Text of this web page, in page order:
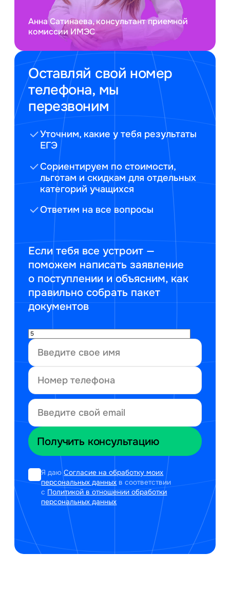
Оставляй свой номер
телефона, мы
перезвоним
Уточним, какие у тебя результаты
ЕГЭ
Сориентируем по стоимости,
льготам и скидкам для отдельных
категорий учащихся
Ответим на все вопросы
Если тебя все устроит —
поможем написать заявление
о поступлении и объясним, как
правильно собрать пакет
документов
Я даюСогласие на обработку моих
персональных данных в соответствии
с Политикой в отношении обработки
персональных данных
Анна Сатинаева, консультант приемной
комиссии ИМЭС